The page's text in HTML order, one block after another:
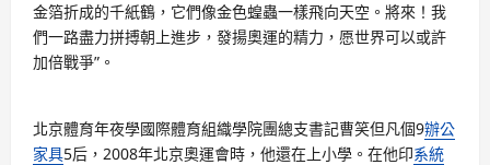
金箔折成的千紙鶴，它們像金色蝗蟲一樣飛向天空。將來！我
們一路盡力拼搏朝上進步，發揚奧運的精力，愿世界可以或許
加倍戰爭”。
北京體育年夜學國際體育組織學院團總支書記曹笑但凡個9辦公
家具5后，2008年北京奧運會時，他還在上小學。在他印系統